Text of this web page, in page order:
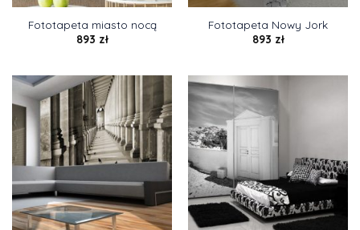
Fototapeta miasto nocą
893 zł
Fototapeta Nowy Jork
893 zł